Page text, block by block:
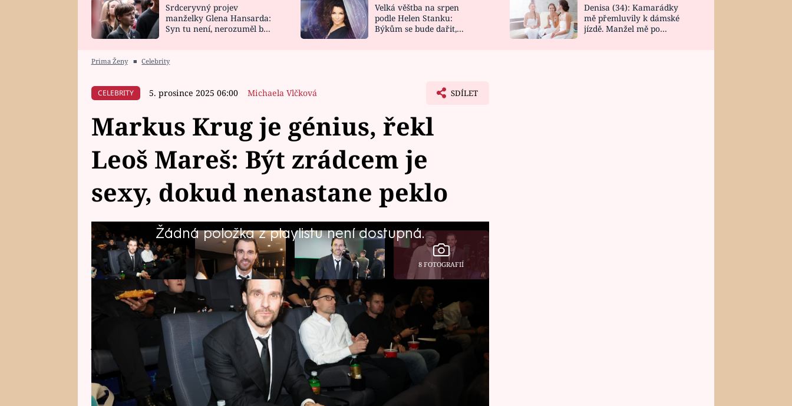
HOROSKOP NA
CELEBRITY
VAŘENÍ
NOVINKY
VIDEORECEPTY
DESIGN
Srdceryvný projev
manželky Glena Hansarda:
Syn tu není, nerozuměl by
Velká věštba na srpen
podle Helen Stanku:
Býkům se bude dařit,
Denisa (34): Kamarádky
mě přemluvily k dámské
jízdě. Manžel mě po
Prima Ženy ■ Celebrity
CELEBRITY 5. prosince 2025 06:00 Michaela Vlčková SDÍLET
Markus Krug je génius, řekl
Leoš Mareš: Být zrádcem je
sexy, dokud nenastane peklo
Žádná položka z playlistu není dostupná.
8 FOTOGRAFIÍ
Leoš Mareš si nenechal ujít promítání finálové epizody druhé řady
detektivní hry Zrádci. V rozhovoru pro Prima Ženy vysvětlil, proč by
jemu samotnému vyhovovala více role věrného. Také smekl režisérovi
Markusi Krugovi poklonu a řekl, že je génius. Také přiznal, že se při
sledování hry vždy radoval, když vypadl věrný.